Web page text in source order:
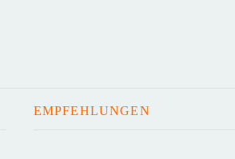
EMPFEHLUNGEN